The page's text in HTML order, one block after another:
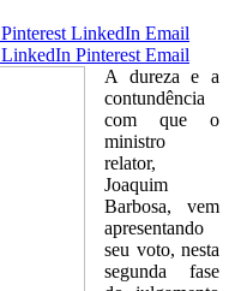
Pinterest LinkedIn Email
LinkedIn Pinterest Email
A dureza e a
contundência
com que o
ministro
relator,
Joaquim
Barbosa, vem
apresentando
seu voto, nesta
segunda fase